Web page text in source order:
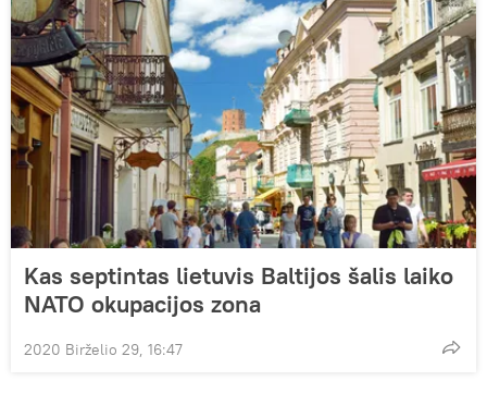
Kas septintas lietuvis Baltijos šalis laiko
NATO okupacijos zona
2020 Birželio 29, 16:47